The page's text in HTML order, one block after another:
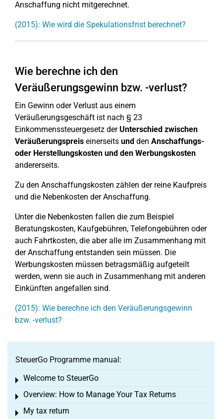
Anschaffung nicht mitgerechnet.
(2015): Wie wird die Spekulationsfrist berechnet?
Wie berechne ich den
Veräußerungsgewinn bzw. -verlust?
Ein Gewinn oder Verlust aus einem
Veräußerungsgeschäft ist nach § 23
Einkommenssteuergesetz derUnterschied zwischen
Veräußerungspreis einerseits und den Anschaffungs-
oder Herstellungskosten und den Werbungskosten
andererseits.
Zu den Anschaffungskosten zählen der reine Kaufpreis
und die Nebenkosten der Anschaffung.
Unter die Nebenkosten fallen die zum Beispiel
Beratungskosten, Kaufgebühren, Telefongebühren oder
auch Fahrtkosten, die aber alle im Zusammenhang mit
der Anschaffung entstanden sein müssen. Die
Werbungskosten müssen betragsmäßig aufgeteilt
werden, wenn sie auch in Zusammenhang mit anderen
Einkünften angefallen sind.
(2015): Wie berechne ich den Veräußerungsgewinn
bzw. -verlust?
SteuerGo Programme manual:
Welcome to SteuerGo
Toggle menu
Overview: How to Manage Your Tax Returns
Toggle menu
My tax return
Toggle menu